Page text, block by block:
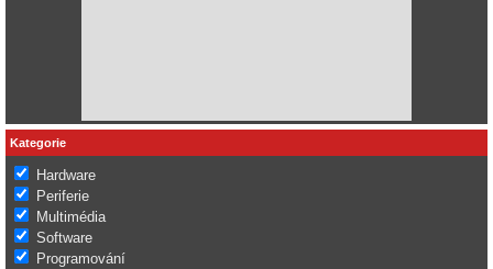
Kategorie
Hardware
Periferie
Multimédia
Software
Programování